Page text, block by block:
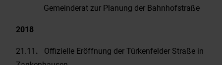
Gemeinderat zur Planung der Bahnhofstraße
2018
21.11 . Offizielle Eröffnung der Türkenfelder Straße in